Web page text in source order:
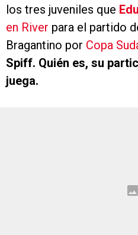
los tres juveniles que
en River para el partido
Bragantino por Copa
Spiff. Quién es, su
juega.